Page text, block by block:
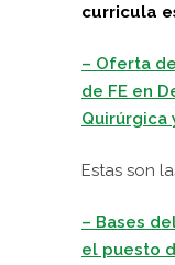
curricula
– Oferta
de FE en
Quirúrgica
Estas son
– Bases
el puesto